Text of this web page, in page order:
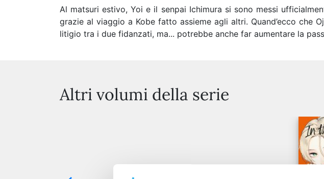
Al matsuri estivo, Yoi e il senpai Ichimura si sono messi
grazie al viaggio a Kobe fatto assieme agli altri. Quand’ecco che
litigio tra i due fidanzati, ma... potrebbe anche far aumentare la
Altri volumi della serie